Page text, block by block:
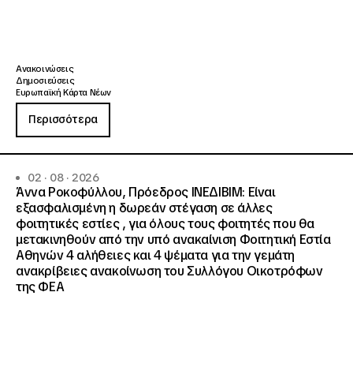
Ανακοινώσεις
Δημοσιεύσεις
Ευρωπαϊκή Κάρτα Νέων
Περισσότερα
02 · 08 · 2026
Άννα Ροκοφύλλου, Πρόεδρος ΙΝΕΔΙΒΙΜ: Είναι
εξασφαλισμένη η δωρεάν στέγαση σε άλλες
φοιτητικές εστίες , για όλους τους φοιτητές που θα
μετακινηθούν από την υπό ανακαίνιση Φοιτητική Εστία
Αθηνών 4 αλήθειες και 4 ψέματα για την γεμάτη
ανακρίβειες ανακοίνωση του Συλλόγου Οικοτρόφων
της ΦΕΑ